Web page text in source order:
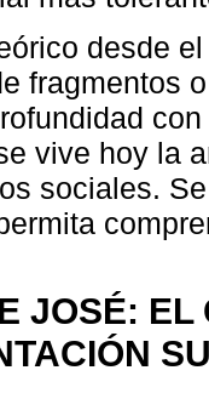
desde
fragmentos
vive hoy la
sociales.
JOSÉ: EL